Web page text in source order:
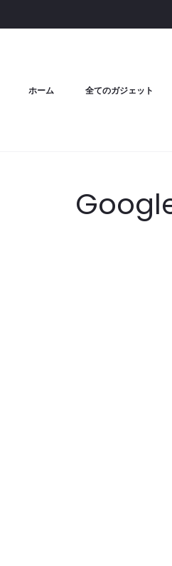
ホーム 全てのガジェット